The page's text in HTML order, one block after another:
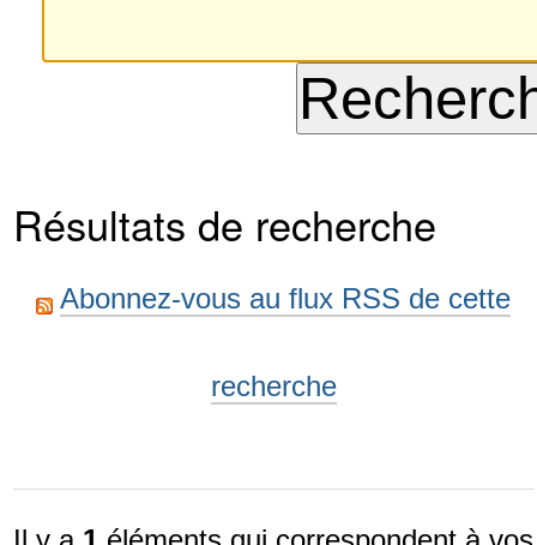
Résultats de recherche
Abonnez-vous au flux RSS de cette
recherche